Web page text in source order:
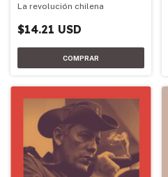
La revolución chilena
$14.21 USD